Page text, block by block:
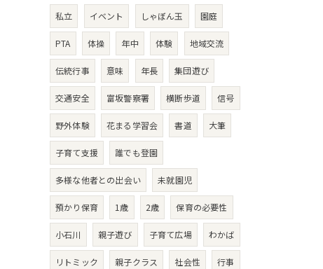
私立 イベント しゃぼん玉 園庭
PTA 体操 年中 体験 地域交流
伝統行事 意味 年長 集団遊び
交通安全 富坂警察署 横断歩道 信号
野外体験 花まる学習会 書道 大筆
子育て支援 誰でも登園
多様な他者との出会い 未就園児
預かり保育 1歳 2歳 保育の必要性
小石川 親子遊び 子育て広場 わかば
リトミック 親子クラス 社会性 行事